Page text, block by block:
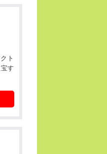
ト
す